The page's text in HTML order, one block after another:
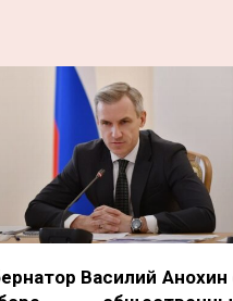
Василий Анохин